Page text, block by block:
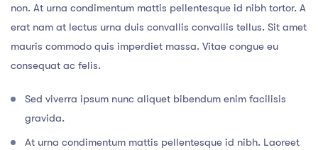
non. At urna condimentum mattis pellentesque id nibh tortor. A
erat nam at lectus urna duis convallis convallis tellus. Sit amet
mauris commodo quis imperdiet massa. Vitae congue eu
consequat ac felis.
Sed viverra ipsum nunc aliquet bibendum enim facilisis
gravida.
At urna condimentum mattis pellentesque id nibh. Laoreet